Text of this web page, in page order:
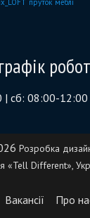
пруток меблі
сб: 08:00-12:00
Розробка
«Tell Different»,
Вакансії Про